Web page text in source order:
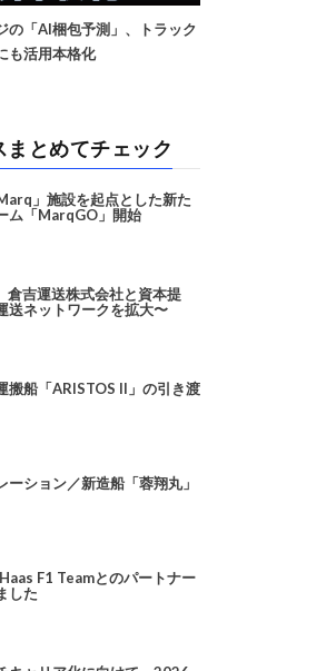
の「AI梱包予測」、トラック
も活用本格化
まとめてチェック
」施設を起点とした新た
ム「MarqGO」開始
吉運送株式会社と資本提
送ネットワークを拡大〜
搬船「ARISTOS II」の引き渡
ーション／新造船「蓉翔丸」
F1 Teamとのパートナー
した